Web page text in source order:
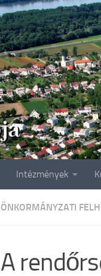
Intézmények
ÖNKORMÁNYZATI
A